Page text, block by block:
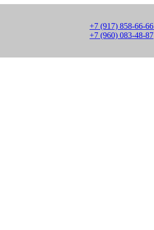
+7 (917) 858-66-66
+7 (960) 083-48-87